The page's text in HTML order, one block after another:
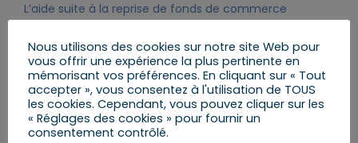
L’aide suite à la reprise de fonds de commerce
Nous utilisons des cookies sur notre site Web pour
vous offrir une expérience la plus pertinente en
mémorisant vos préférences. En cliquant sur « Tout
accepter », vous consentez à l'utilisation de TOUS
les cookies. Cependant, vous pouvez cliquer sur les
« Réglages des cookies » pour fournir un
consentement contrôlé.